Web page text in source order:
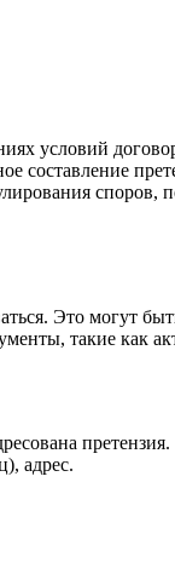
условий
составление
споров,
Это могут
такие как
претензия.
адрес.